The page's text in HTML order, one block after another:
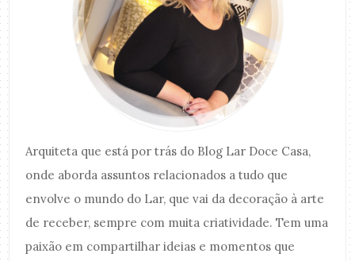
Arquiteta que está por trás do Blog Lar Doce Casa,
onde aborda assuntos relacionados a tudo que
envolve o mundo do Lar, que vai da decoração à arte
de receber, sempre com muita criatividade. Tem uma
paixão em compartilhar ideias e momentos que